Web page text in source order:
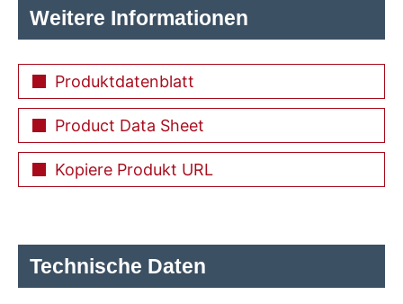
Weitere Informationen
Produktdatenblatt
Product Data Sheet
Kopiere Produkt URL
Technische Daten